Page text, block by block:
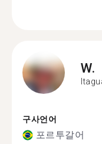
W.
구사언어
포르투갈어